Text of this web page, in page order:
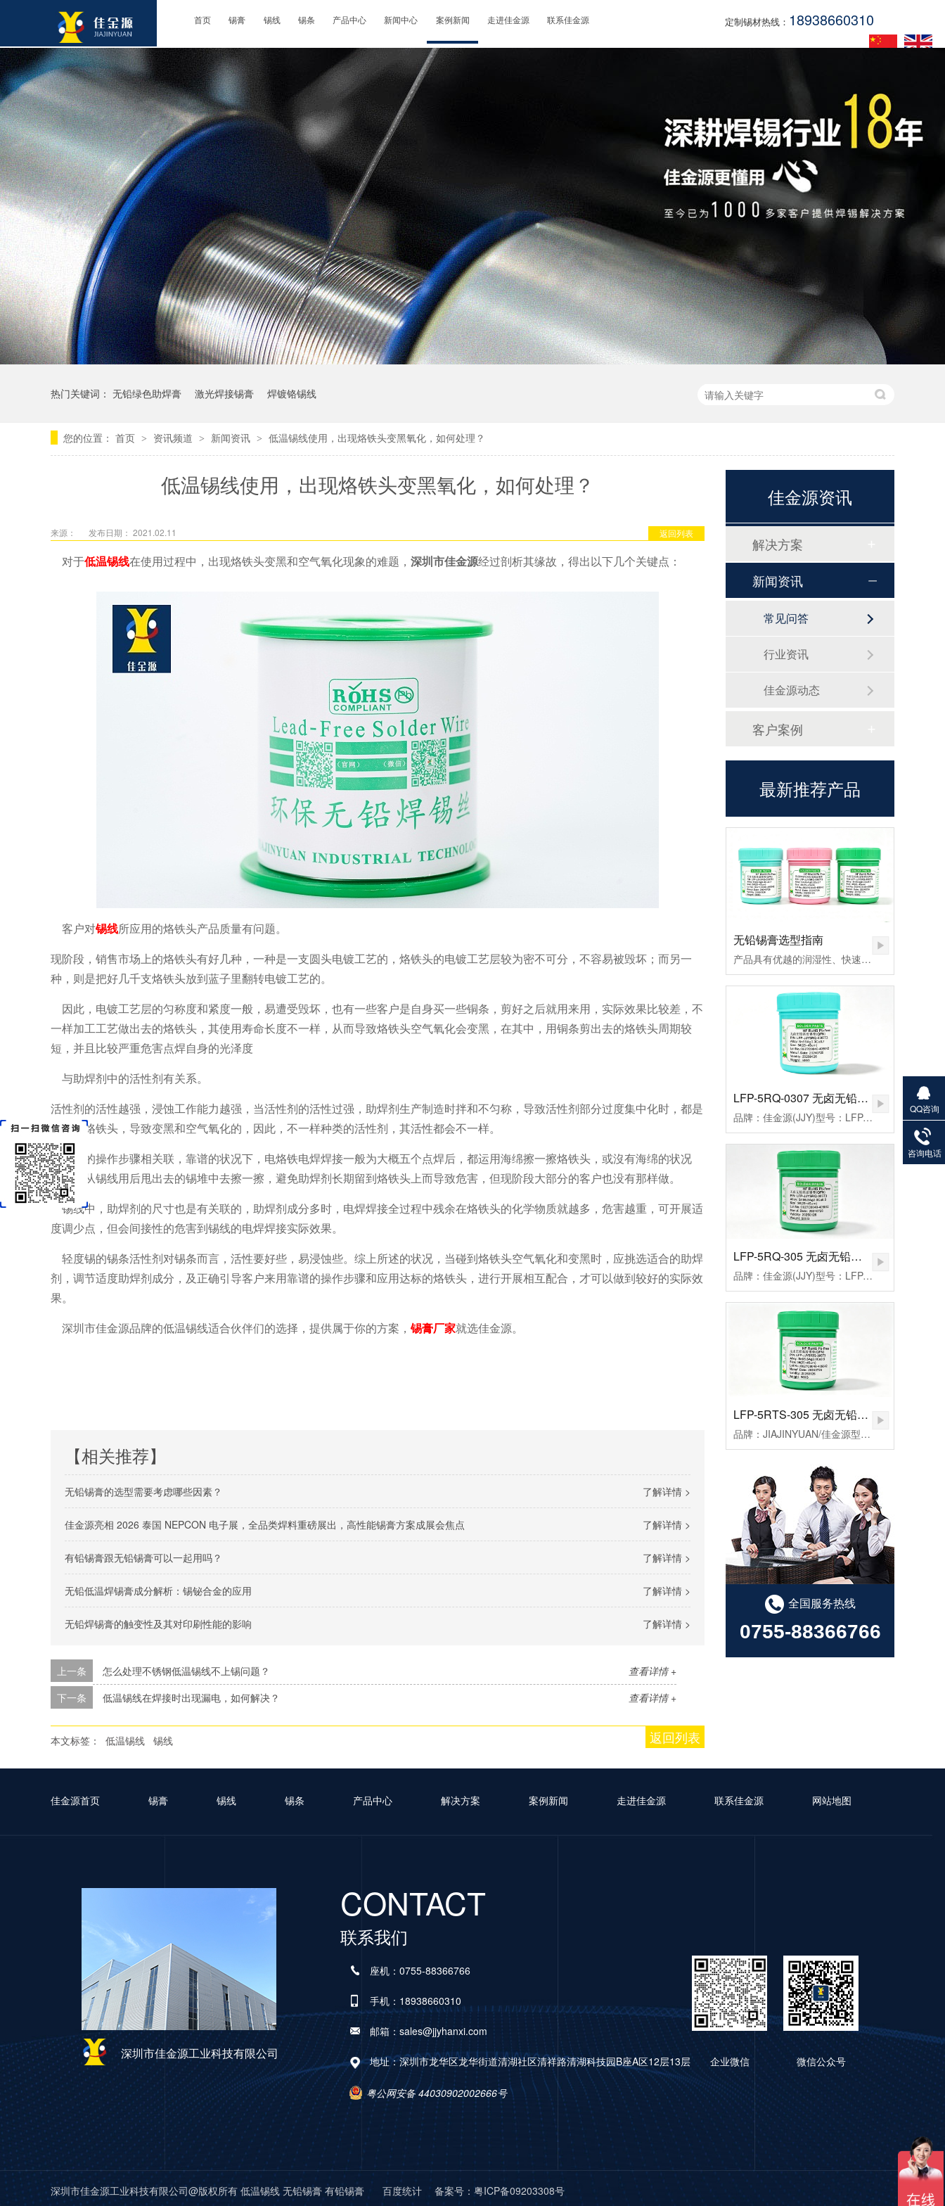
首页 锡膏 锡线 锡条 产品中心 新闻中心 案例新闻 走进佳金源 联系佳金源 定制锡材热线： 18938660310
热门关键词： 无铅绿色助焊膏 激光焊接锡膏 焊镀铬锡线
您的位置： 首页 > 资讯频道 > 新闻资讯 > 低温锡线使用，出现烙铁头变黑氧化，如何处理？
低温锡线使用，出现烙铁头变黑氧化，如何处理？
返回列表
来源： 发布日期： 2021.02.11
对于低温锡线在使用过程中，出现烙铁头变黑和空气氧化现象的难题， 深圳市佳金源经过剖析其缘故，得出以下几个关键点：
客户对锡线所应用的烙铁头产品质量有问题。
现阶段，销售市场上的烙铁头有好几种，一种是一支圆头电镀工艺的，烙铁头的电镀工艺层较为密不可分，不容易被毁坏；而另一
种，则是把好几千支烙铁头放到蓝子里翻转电镀工艺的。
因此，电镀工艺层的匀称度和紧度一般，易遭受毁坏，也有一些客户是自身买一些铜条，剪好之后就用来用，实际效果比较差，不
一样加工工艺做出去的烙铁头，其使用寿命长度不一样，从而导致烙铁头空气氧化会变黑，在其中，用铜条剪出去的烙铁头周期较
短，并且比较严重危害点焊自身的光泽度
与助焊剂中的活性剂有关系。
活性剂的活性越强，浸蚀工作能力越强，当活性剂的活性过强，助焊剂生产制造时拌和不匀称，导致活性剂部分过度集中化时，都是
会危害烙铁头，导致变黑和空气氧化的，因此，不一样种类的活性剂，其活性都会不一样。
客户的操作步骤相关联，靠谱的状况下，电烙铁电焊焊接一般为大概五个点焊后，都运用海绵擦一擦烙铁头，或沒有海绵的状况
下，可从锡线用后甩出去的锡堆中去擦一擦，避免助焊剂长期留到烙铁头上而导致危害，但现阶段大部分的客户也没有那样做。
锡线中，助焊剂的尺寸也是有关联的，助焊剂成分多时，电焊焊接全过程中残余在烙铁头的化学物质就越多，危害越重，可开展适
度调少点，但会间接性的危害到锡线的电焊焊接实际效果。
轻度锡的锡条活性剂对锡条而言，活性要好些，易浸蚀些。综上所述的状况，当碰到烙铁头空气氧化和变黑时，应挑选适合的助焊
剂，调节适度助焊剂成分，及正确引导客户来用靠谱的操作步骤和应用达标的烙铁头，进行开展相互配合，才可以做到较好的实际效
果。
深圳市佳金源品牌的低温锡线适合伙伴们的选择，提供属于你的方案， 锡膏厂家就选佳金源。
【相关推荐】
了解详情 >
无铅锡膏的选型需要考虑哪些因素？
了解详情 >
佳金源亮相 2026 泰国 NEPCON 电子展，全品类焊料重磅展出，高性能锡膏方案成展会焦点
了解详情 >
有铅锡膏跟无铅锡膏可以一起用吗？
了解详情 >
无铅低温焊锡膏成分解析：锡铋合金的应用
了解详情 >
无铅焊锡膏的触变性及其对印刷性能的影响
查看详情 +
上一条
怎么处理不锈钢低温锡线不上锡问题？
查看详情 +
下一条 低温锡线在焊接时出现漏电，如何解决？
返回列表
本文标签： 低温锡线 锡线
佳金源资讯
解决方案
新闻资讯
常见问答
行业资讯
佳金源动态
客户案例
最新推荐产品
无铅锡膏选型指南
产品具有优越的润湿性、快速点焊、拖焊、低残留和免清洗等特点，符合国际环保ROHS、REACH、PAHs、Phthalates等标准的限制，还从而帮您实现环保发展无忧无虑。
LFP-5RQ-0307 无卤无铅高温锡膏
品牌：佳金源(JJY)型号：LFP-JJY5RQ-0307T3合金成分：Sn99Ag0.3Cu0.7颗粒度：3#(25-45um）粘度：190±20Pa.S活性：高活性熔点：221-227℃峰值温度：235-255（℃）规格：500克/瓶
LFP-5RQ-305 无卤无铅高温锡膏
品牌：佳金源(JJY)型号：LFP-JJY5RQ-305T3合金成分：Sn96.5Ag3.0Cu0.5颗粒度：3#(25-45um）粘度：190±20Pa.S活性：高活性熔点：217℃峰值温度：235-255（℃）规格：500克/瓶
LFP-5RTS-305 无卤无铅高温锡膏
品牌：JIAJINYUAN/佳金源型号：LFP-JJY5RTS-305T3合金成分：Sn96.5Ag3.0Cu0.5颗粒度：3#(25-45um）粘度：185±20Pa.S活性：较高活性熔点：217℃峰值温度：235-255℃规格：500克/瓶
全国服务热线
0755-88366766
佳金源首页 锡膏 锡线 锡条 产品中心 解决方案 案例新闻 走进佳金源 联系佳金源 网站地图
深圳市佳金源工业科技有限公司
CONTACT
联系我们
座机：0755-88366766
手机：18938660310
邮箱：sales@jjyhanxi.com
地址：深圳市龙华区龙华街道清湖社区清祥路清湖科技园B座A区12层13层
粤公网安备 44030902002666号
企业微信 微信公众号
深圳市佳金源工业科技有限公司@版权所有 低温锡线 无铅锡膏 有铅锡膏 百度统计 备案号： 粤ICP备09203308号
QQ咨询
27901383
82
咨询电话